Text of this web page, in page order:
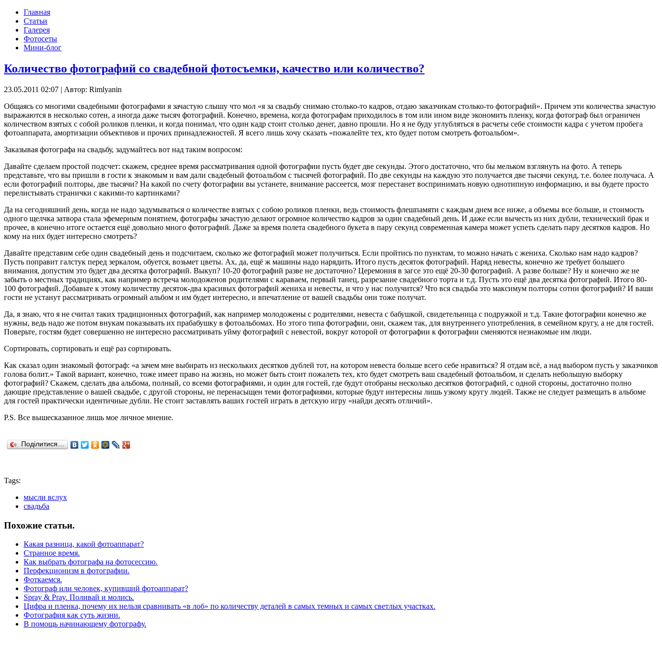
Главная
Статьи
Галерея
Фотосеты
Мини-блог
Количество фотографий со свадебной фотосъемки, качество или количество?
23.05.2011 02:07 | Автор: Rimlyanin
Общаясь со многими свадебными фотографами я зачастую слышу что мол «я за свадьбу снимаю столько-то кадров, отдаю заказчикам столько-то фотографий». Причем эти количества зачастую
выражаются в несколько сотен, а иногда даже тысяч фотографий. Конечно, времена, когда фотографам приходилось в том или ином виде экономить пленку, когда фотограф был ограничен
количеством взятых с собой роликов пленки, и когда понимал, что один кадр стоит столько денег, давно прошли. Но я не буду углубляться в расчеты себе стоимости кадра с учетом пробега
фотоаппарата, амортизации объективов и прочих принадлежностей. Я всего лишь хочу сказать «пожалейте тех, кто будет потом смотреть фотоальбом».
Заказывая фотографа на свадьбу, задумайтесь вот над таким вопросом:
Давайте сделаем простой подсчет: скажем, среднее время рассматривания одной фотографии пусть будет две секунды. Этого достаточно, что бы мельком взглянуть на фото. А теперь
представьте, что вы пришли в гости к знакомым и вам дали свадебный фотоальбом с тысячей фотографий. По две секунды на каждую это получается две тысячи секунд, т.е. более получаса. А
если фотографий полторы, две тысячи? На какой по счету фотографии вы устанете, внимание рассеется, мозг перестанет воспринимать новую однотипную информацию, и вы будете просто
перелистывать странички с какими-то картинками?
Да на сегодняшний день, когда не надо задумываться о количестве взятых с собою роликов пленки, ведь стоимость флешпамяти с каждым днем все ниже, а объемы все больше, и стоимость
одного щелчка затвора стала эфемерным понятием, фотографы зачастую делают огромное количество кадров за один свадебный день. И даже если вычесть из них дубли, технический брак и
прочее, в конечно итоге остается ещё довольно много фотографий. Даже за время полета свадебного букета в пару секунд современная камера может успеть сделать пару десятков кадров. Но
кому на них будет интересно смотреть?
Давайте представим себе один свадебный день и подсчитаем, сколько же фотографий может получиться. Если пройтись по пунктам, то можно начать с жениха. Сколько нам надо кадров?
Пусть поправит галстук перед зеркалом, обуется, возьмет цветы. Ах, да, ещё ж машины надо нарядить. Итого пусть десяток фотографий. Наряд невесты, конечно же требует большего
внимания, допустим это будет два десятка фотографий. Выкуп? 10-20 фотографий разве не достаточно? Церемония в загсе это ещё 20-30 фотографий. А разве больше? Ну и конечно же не
забыть о местных традициях, как например встреча молодоженов родителями с караваем, первый танец, разрезание свадебного торта и т.д. Пусть это ещё два десятка фотографий. Итого 80-
100 фотографий. Добавьте к этому количеству десяток-два красивых фотографий жениха и невесты, и что у нас получится? Что вся свадьба это максимум полторы сотни фотографий? И ваши
гости не устанут рассматривать огромный альбом и им будет интересно, и впечатление от вашей свадьбы они тоже получат.
Да, я знаю, что я не считал таких традиционных фотографий, как например молодожены с родителями, невеста с бабушкой, свидетельница с подружкой и т.д. Такие фотографии конечно же
нужны, ведь надо же потом внукам показывать их прабабушку в фотоальбомах. Но этого типа фотографии, они, скажем так, для внутреннего употребления, в семейном кругу, а не для гостей.
Поверьте, гостям будет совершенно не интересно рассматривать уйму фотографий с невестой, вокруг которой от фотографии к фотографии сменяются незнакомые им люди.
Сортировать, сортировать и ещё раз сортировать.
Как сказал один знакомый фотограф: «а зачем мне выбирать из нескольких десятков дублей тот, на котором невеста больше всего себе нравиться? Я отдам всё, а над выбором пусть у заказчиков
голова болит.» Такой вариант, конечно, тоже имеет право на жизнь, но может быть стоит пожалеть тех, кто будет смотреть ваш свадебный фотоальбом, и сделать небольшую выборку
фотографий? Скажем, сделать два альбома, полный, со всеми фотографиями, и один для гостей, где будут отобраны несколько десятков фотографий, с одной стороны, достаточно полно
дающие представление о вашей свадьбе, с другой стороны, не перенасыщен теми фотографиями, которые будут интересны лишь узкому кругу людей. Также не следует размещать в альбоме
для гостей практически идентичные дубли. Не стоит заставлять ваших гостей играть в детскую игру «найди десять отличий».
P.S. Все вышесказанное лишь мое личное мнение.
Поділитися…
Tags:
мысли вслух
свадьба
Похожие статьи.
Какая разница, какой фотоаппарат?
Странное время.
Как выбрать фотографа на фотосессию.
Перфекционизм в фотографии.
Фоткаемся.
Фотограф или человек, купивший фотоаппарат?
Spray & Pray. Поливай и молись.
Цифра и пленка, почему их нельзя сравнивать «в лоб» по количеству деталей в самых темных и самых светлых участках.
Фотография как суть жизни.
В помощь начинающему фотографу.